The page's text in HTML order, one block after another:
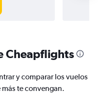
Cheapflights
y comparar los vuelos
te convengan.